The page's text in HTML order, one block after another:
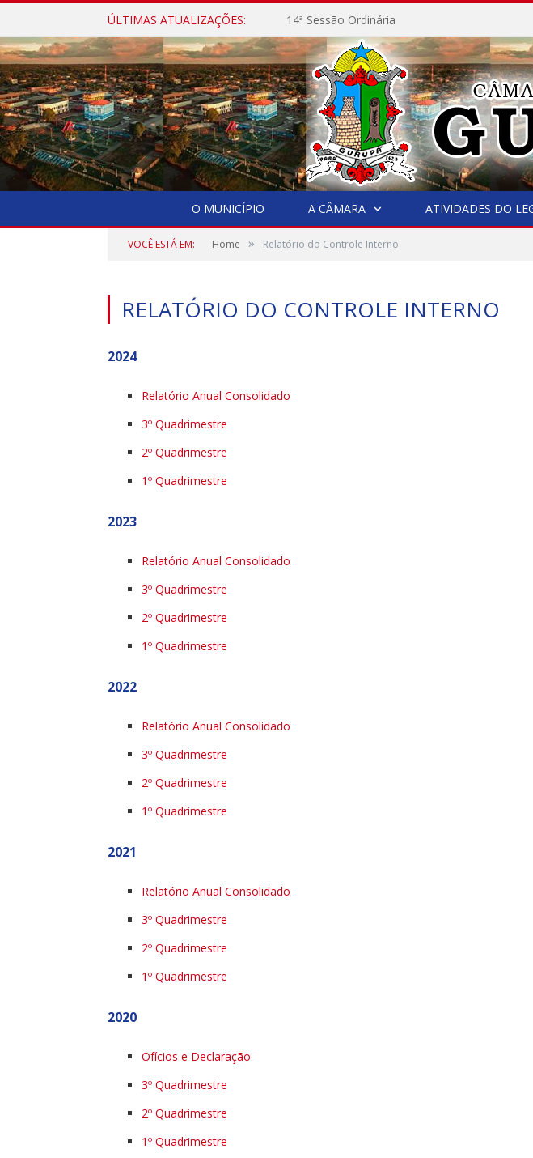
ÚLTIMAS ATUALIZAÇÕES: 14ª Sessão Ordinária
O MUNICÍPIO A CÂMARA ATIVIDADES DO
VOCÊ ESTÁ EM: Home » Relatório do Controle Interno
RELATÓRIO DO CONTROLE INTERNO
2024
Relatório Anual Consolidado
3º Quadrimestre
2º Quadrimestre
1º Quadrimestre
2023
Relatório Anual Consolidado
3º Quadrimestre
2º Quadrimestre
1º Quadrimestre
2022
Relatório Anual Consolidado
3º Quadrimestre
2º Quadrimestre
1º Quadrimestre
2021
Relatório Anual Consolidado
3º Quadrimestre
2º Quadrimestre
1º Quadrimestre
2020
Ofícios e Declaração
3º Quadrimestre
2º Quadrimestre
1º Quadrimestre